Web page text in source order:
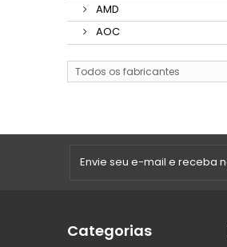
AMD
AOC
Todos os fabricantes
Categorias